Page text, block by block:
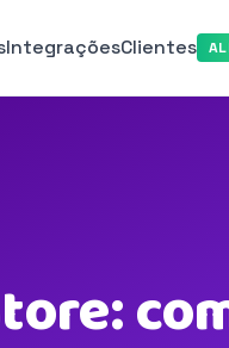
IntegraçõesClientes